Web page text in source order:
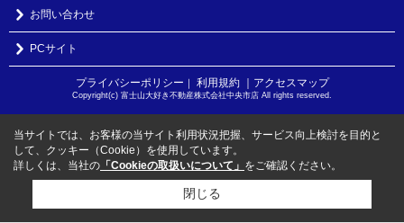
お問い合わせ
PCサイト
プライバシーポリシー ｜ 利用規約 ｜アクセスマップ
Copyright(c) 富士山大好き不動産株式会社中央市店 All rights reserved.
当サイトでは、お客様の当サイト利用状況把握、サービス向上検討を目的と
して、クッキー（Cookie）を使用しています。
詳しくは、当社の 「Cookieの取扱いについて」 をご確認ください。
閉じる